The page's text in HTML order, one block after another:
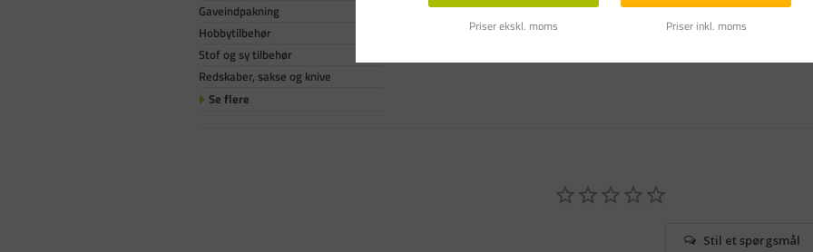
Gaveindpakning
Hobbytilbehør
Stof og sy tilbehør
Redskaber, sakse og knive
Se flere
Stil et spørgsmål
Priser ekskl. moms Priser inkl. moms